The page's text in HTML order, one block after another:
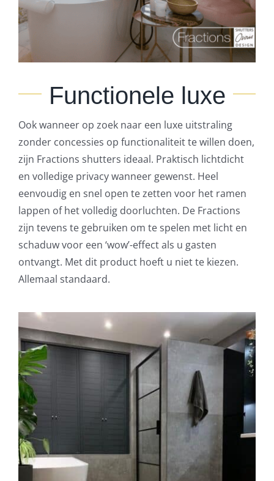
Functionele luxe
Ook wanneer op zoek naar een luxe uitstraling
zonder concessies op functionaliteit te willen doen,
zijn Fractions shutters ideaal. Praktisch lichtdicht
en volledige privacy wanneer gewenst. Heel
eenvoudig en snel open te zetten voor het ramen
lappen of het volledig doorluchten. De Fractions
zijn tevens te gebruiken om te spelen met licht en
schaduw voor een ‘wow’-effect als u gasten
ontvangt. Met dit product hoeft u niet te kiezen.
Allemaal standaard.